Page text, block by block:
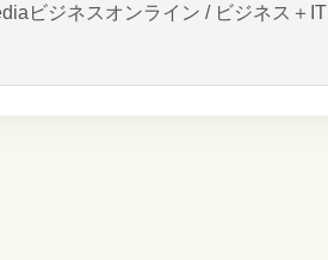
ビジネスオンライン / ビジネス＋IT